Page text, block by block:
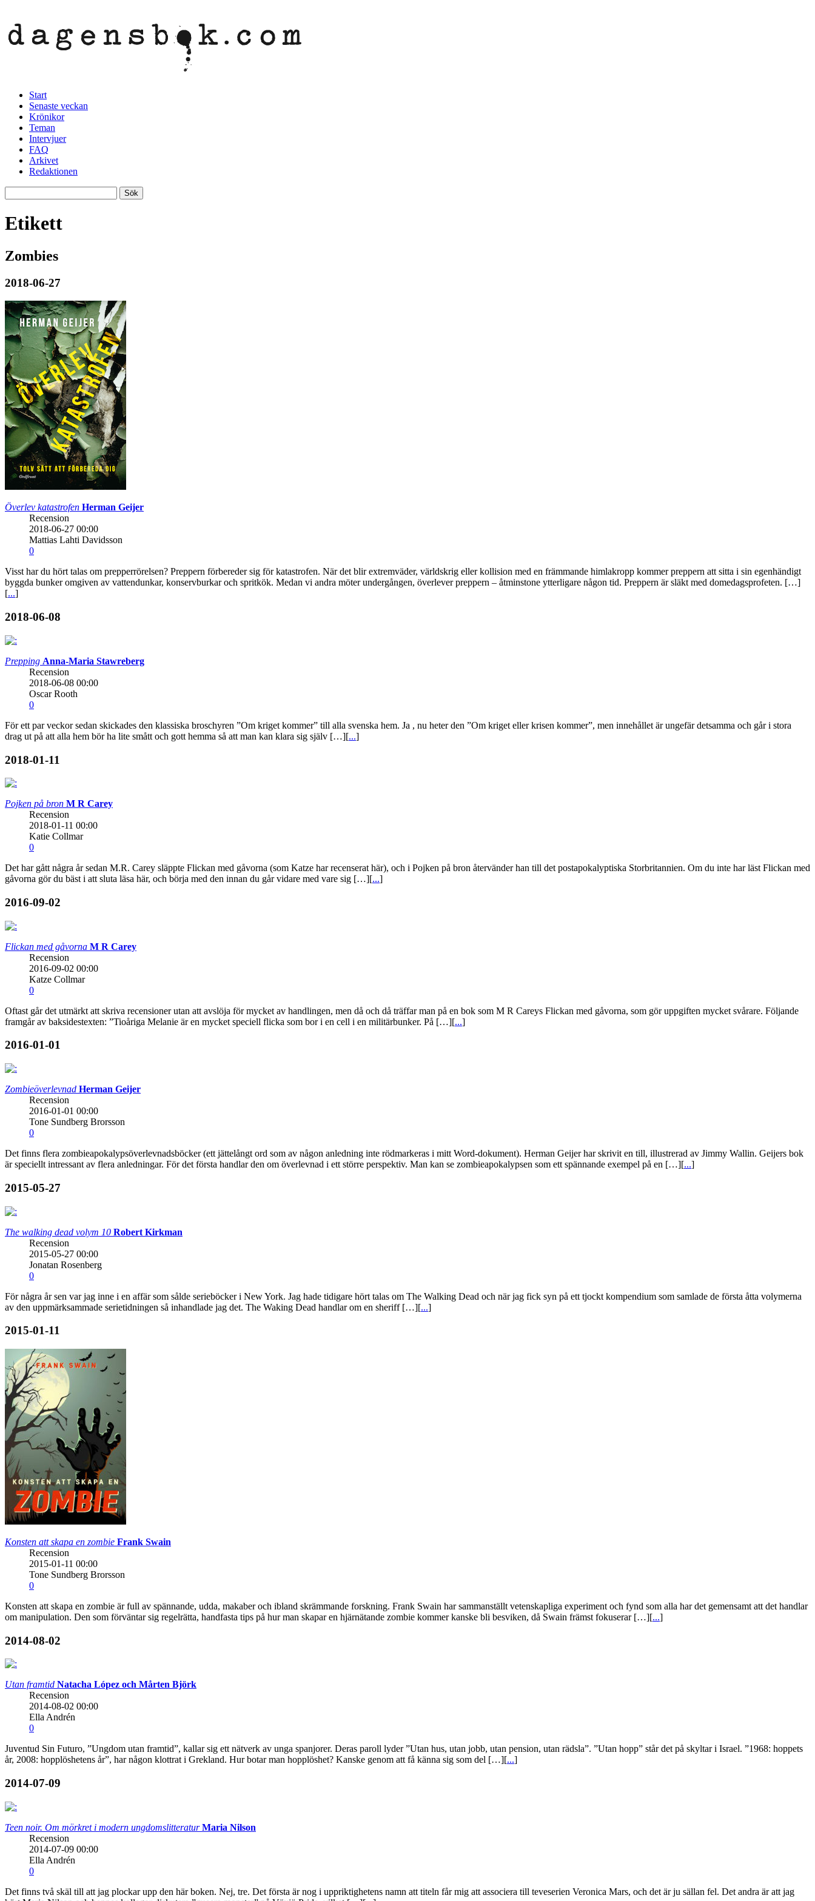
Start
Senaste veckan
Krönikor
Teman
Intervjuer
FAQ
Arkivet
Redaktionen
Etikett
Zombies
2018-06-27
Överlev katastrofen Herman Geijer
Recension
2018-06-27 00:00
Mattias Lahti Davidsson
0
Visst har du hört talas om prepperrörelsen? Preppern förbereder sig för katastrofen. När det blir extremväder, världskrig eller kollision med en främmande himlakropp kommer preppern att sitta i sin egenhändigt
byggda bunker omgiven av vattendunkar, konservburkar och spritkök. Medan vi andra möter undergången, överlever preppern – åtminstone ytterligare någon tid. Preppern är släkt med domedagsprofeten. […]
[...]
2018-06-08
Prepping Anna-Maria Stawreberg
Recension
2018-06-08 00:00
Oscar Rooth
0
För ett par veckor sedan skickades den klassiska broschyren ”Om kriget kommer” till alla svenska hem. Ja , nu heter den ”Om kriget eller krisen kommer”, men innehållet är ungefär detsamma och går i stora
drag ut på att alla hem bör ha lite smått och gott hemma så att man kan klara sig själv […][...]
2018-01-11
Pojken på bron M R Carey
Recension
2018-01-11 00:00
Katie Collmar
0
Det har gått några år sedan M.R. Carey släppte Flickan med gåvorna (som Katze har recenserat här), och i Pojken på bron återvänder han till det postapokalyptiska Storbritannien. Om du inte har läst Flickan med
gåvorna gör du bäst i att sluta läsa här, och börja med den innan du går vidare med vare sig […][...]
2016-09-02
Flickan med gåvorna M R Carey
Recension
2016-09-02 00:00
Katze Collmar
0
Oftast går det utmärkt att skriva recensioner utan att avslöja för mycket av handlingen, men då och då träffar man på en bok som M R Careys Flickan med gåvorna, som gör uppgiften mycket svårare. Följande
framgår av baksidestexten: ”Tioåriga Melanie är en mycket speciell flicka som bor i en cell i en militärbunker. På […][...]
2016-01-01
Zombieöverlevnad Herman Geijer
Recension
2016-01-01 00:00
Tone Sundberg Brorsson
0
Det finns flera zombieapokalypsöverlevnadsböcker (ett jättelångt ord som av någon anledning inte rödmarkeras i mitt Word-dokument). Herman Geijer har skrivit en till, illustrerad av Jimmy Wallin. Geijers bok
är speciellt intressant av flera anledningar. För det första handlar den om överlevnad i ett större perspektiv. Man kan se zombieapokalypsen som ett spännande exempel på en […][...]
2015-05-27
The walking dead volym 10 Robert Kirkman
Recension
2015-05-27 00:00
Jonatan Rosenberg
0
För några år sen var jag inne i en affär som sålde serieböcker i New York. Jag hade tidigare hört talas om The Walking Dead och när jag fick syn på ett tjockt kompendium som samlade de första åtta volymerna
av den uppmärksammade serietidningen så inhandlade jag det. The Waking Dead handlar om en sheriff […][...]
2015-01-11
Konsten att skapa en zombie Frank Swain
Recension
2015-01-11 00:00
Tone Sundberg Brorsson
0
Konsten att skapa en zombie är full av spännande, udda, makaber och ibland skrämmande forskning. Frank Swain har sammanställt vetenskapliga experiment och fynd som alla har det gemensamt att det handlar
om manipulation. Den som förväntar sig regelrätta, handfasta tips på hur man skapar en hjärnätande zombie kommer kanske bli besviken, då Swain främst fokuserar […][...]
2014-08-02
Utan framtid Natacha López och Mårten Björk
Recension
2014-08-02 00:00
Ella Andrén
0
Juventud Sin Futuro, ”Ungdom utan framtid”, kallar sig ett nätverk av unga spanjorer. Deras paroll lyder ”Utan hus, utan jobb, utan pension, utan rädsla”. ”Utan hopp” står det på skyltar i Israel. ”1968: hoppets
år, 2008: hopplöshetens år”, har någon klottrat i Grekland. Hur botar man hopplöshet? Kanske genom att få känna sig som del […][...]
2014-07-09
Teen noir. Om mörkret i modern ungdomslitteratur Maria Nilson
Recension
2014-07-09 00:00
Ella Andrén
0
Det finns två skäl till att jag plockar upp den här boken. Nej, tre. Det första är nog i uppriktighetens namn att titeln får mig att associera till teveserien Veronica Mars, och det är ju sällan fel. Det andra är att jag